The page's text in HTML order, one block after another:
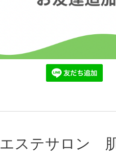
エステサロン